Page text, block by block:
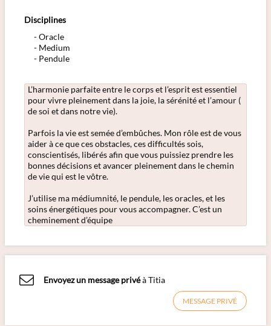
Disciplines
Oracle
Medium
Pendule
L’harmonie parfaite entre le corps et l’esprit est essentiel
pour vivre pleinement dans la joie, la sérénité et l’amour (
de soi et dans notre vie).
Parfois la vie est semée d’embûches. Mon rôle est de vous
aider à ce que ces obstacles, ces difficultés sois,
conscientisés, libérés afin que vous puissiez prendre les
bonnes décisions et avancer pleinement dans le chemin
de vie qui est le vôtre.
J’utilise ma médiumnité, le pendule, les oracles, et les
soins énergétiques pour vous accompagner. C’est un
cheminement d’équipe
Envoyez un message privéà Titia
MESSAGE PRIVÉ